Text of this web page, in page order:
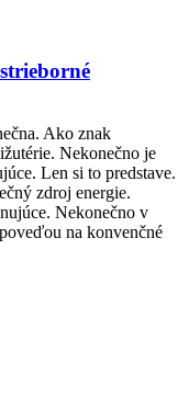
Ako znak
Nekonečno je
Len si to predstave.
zdroj energie.
Nekonečno v
na konvenčné